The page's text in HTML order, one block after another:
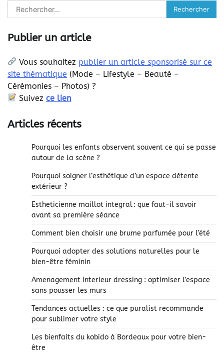
Rechercher :
Publier un article
Vous souhaitezpublier un article sponsorisé sur ce
site thématique (Mode – Lifestyle – Beauté –
Cérémonies – Photos) ?
Suivezce lien
Articles récents
Pourquoi les enfants observent souvent ce qui se passe
autour de la scène ?
Pourquoi soigner l’esthétique d’un espace détente
extérieur ?
Estheticienne maillot integral : que faut-il savoir
avant sa première séance
Comment bien choisir une brume parfumée pour l’été
Pourquoi adopter des solutions naturelles pour le
bien-être féminin
Amenagement interieur dressing : optimiser l’espace
sans pousser les murs
Tendances actuelles : ce que puralist recommande
pour sublimer votre style
Les bienfaits du kobido à Bordeaux pour votre bien-
être